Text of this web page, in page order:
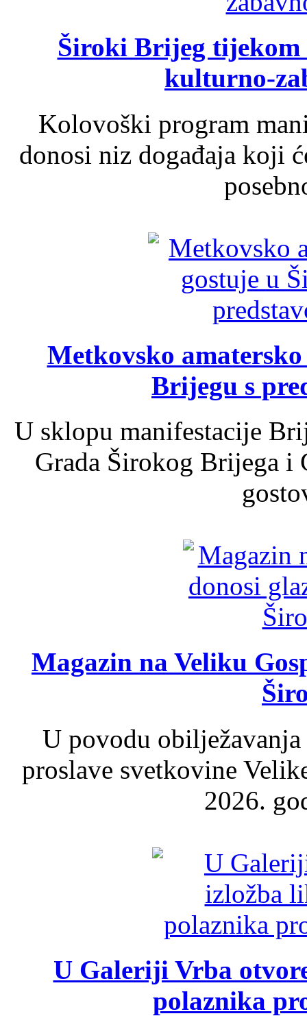
Široki Brijeg tijekom
kulturno-
Kolovoški program
donosi niz događaja koji
Metkovsko
Brijegu s
U sklopu manifestacije
Grada Širokog Brijega
Magazin na Veliku
U povodu
proslave svetkovine
2026.
U Galeriji Vrba
polaznika